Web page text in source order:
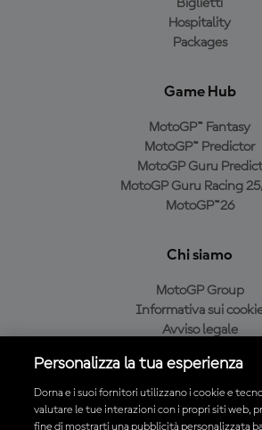
Biglietti
Hospitality
Packages
Game Hub
MotoGP™ Fantasy
MotoGP™ Predictor
MotoGP Guru Predict
MotoGP Guru Racing
MotoGP™26
Chi siamo
MotoGP Group
Informativa sui
Avviso legale
Condizioni di acquisto
Personalizza la tua esperienza
Dorna e i suoi fornitori utilizzano i cookie e
valutare le tue interazioni con i propri siti web,
fine di mostrarti una pubblicità personalizzata